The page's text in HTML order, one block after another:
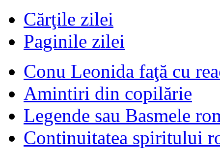
Cărţile zilei
Paginile zilei
Conu Leonida faţă cu
Amintiri din copilărie
Legende sau Basmele
Continuitatea spiritului